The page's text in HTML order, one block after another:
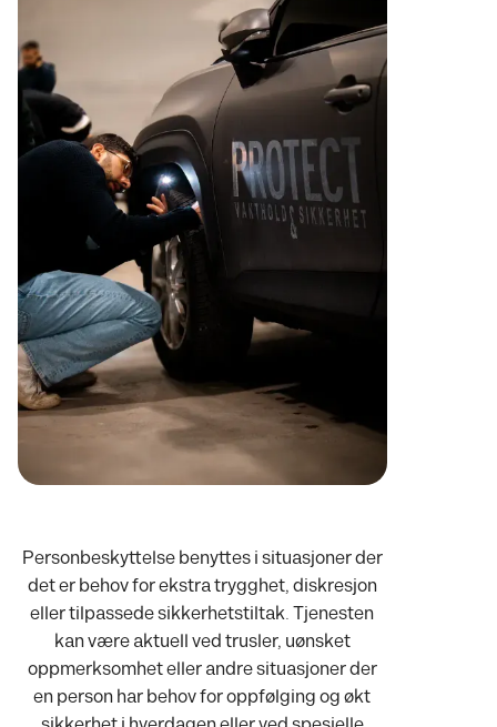
Personbeskyttelse benyttes i situasjoner der
det er behov for ekstra trygghet, diskresjon
eller tilpassede sikkerhetstiltak. Tjenesten
kan være aktuell ved trusler, uønsket
oppmerksomhet eller andre situasjoner der
en person har behov for oppfølging og økt